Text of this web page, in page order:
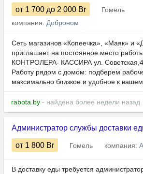
от 1 700 до 2 000 Br
Гомель
компания: Доброном
Сеть магазинов «Копеечка», «Маяк» и
приглашает на постоянное место
КОНТРОЛЕРА- КАССИРА ул.
Работу рядом с домом: подберем
максимально близкое и удобное к
rabota.by - найдена более недели назад
Администратор службы доставки
от 1 800 Br Гомель компания:
В доставку еды требуется